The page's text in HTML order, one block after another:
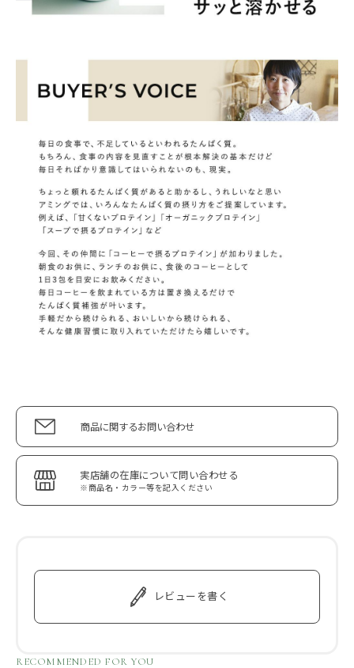
商品に関するお問い合わせ
実店舗の在庫について問い合わせる
※商品名・カラー等を記入ください
レビューを書く
RECOMMENDED FOR YOU